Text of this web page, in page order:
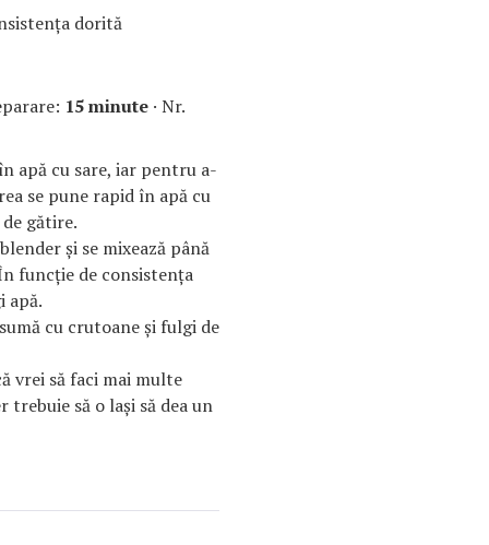
dorită
15 minute · Nr.
apă cu sare, iar pentru a-
se pune rapid în apă cu
gătire.
şi se mixează până
funcţie de consistenţa
apă.
cu crutoane şi fulgi de
vrei să faci mai multe
să o laşi să dea un